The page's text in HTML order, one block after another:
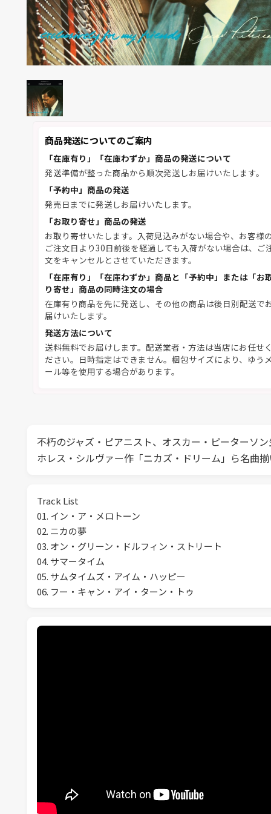
商品発送についてのご案内
「在庫有り」「在庫わずか」商品の発送について
発送準備が整った商品から順次発送しお届けいたします。
「予約中」商品の発送
発売日までに発送しお届けいたします。
「お取り寄せ」商品の発送
お取り寄せいたします。入荷見込みがない場合や、お客様
ご注文日より30日前後を経過しても入荷がない場合は、ご
文をキャンセルとさせていただきます。
「在庫有り」「在庫わずか」商品と「予約中」または「お
り寄せ」商品の同時注文の場合
在庫有り商品を先に発送し、その他の商品は後日別配送で
届けいたします。
発送方法について
送料無料でお届けします。配送業者・方法は当店にお任せ
ださい。日時指定はできません。梱包サイズにより、ゆう
ール等を使用する場合があります。
不朽のジャズ・ピアニスト、オスカー・ピーターソ
ホレス・シルヴァー作「ニカズ・ドリーム」ら名曲
Track List
01. イン・ア・メロトーン
02. ニカの夢
03. オン・グリーン・ドルフィン・ストリート
04. サマータイム
05. サムタイムズ・アイム・ハッピー
06. フー・キャン・アイ・ターン・トゥ